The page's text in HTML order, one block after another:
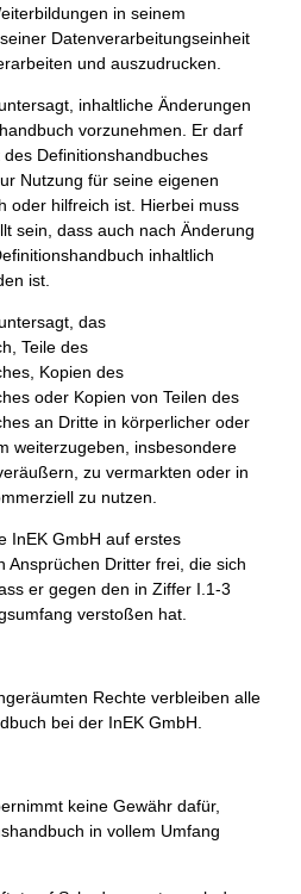
in seinem
Datenverarbeitungseinheit
und auszudrucken.
inhaltliche Änderungen
vorzunehmen. Er darf
Definitionshandbuches
Nutzung für seine eigenen
oder hilfreich ist. Hierbei muss
sein, dass auch nach Änderung
inhaltlich
ist.
das
Teile des
Kopien des
oder Kopien von Teilen des
an Dritte in körperlicher oder
weiterzugeben, insbesondere
zu vermarkten oder in
zu nutzen.
InEK GmbH auf erstes
Ansprüchen Dritter frei, die sich
er gegen den in Ziffer I.1-3
verstoßen hat.
Rechte verbleiben alle
bei der InEK GmbH.
keine Gewähr dafür,
in vollem Umfang